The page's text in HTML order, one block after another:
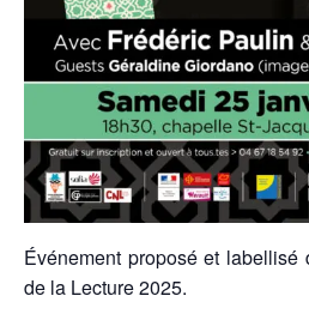
Événement proposé et
de la Lecture 2025.